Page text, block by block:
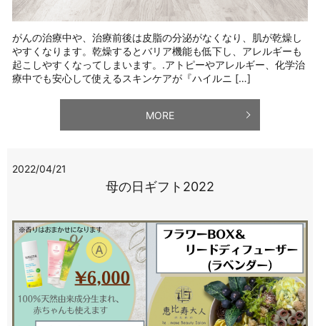
がんの治療中や、治療前後は皮脂の分泌がなくなり、肌が乾燥し
やすくなります。乾燥するとバリア機能も低下し、アレルギーも
起こしやすくなってしまいます。.アトピーやアレルギー、化学治
療中でも安心して使えるスキンケアが『ハイルニ […]
MORE
2022/04/21
母の日ギフト2022